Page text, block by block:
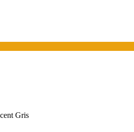
Gris